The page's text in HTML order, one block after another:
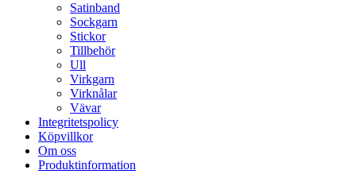
Satinband
Sockgarn
Stickor
Tillbehör
Ull
Virkgarn
Virknålar
Vävar
Integritetspolicy
Köpvillkor
Om oss
Produktinformation